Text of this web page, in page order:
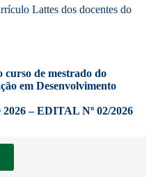
Lattes dos docentes do
curso de mestrado do
em Desenvolvimento
– EDITAL Nº 02/2026